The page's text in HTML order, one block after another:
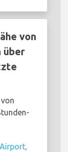
von
über